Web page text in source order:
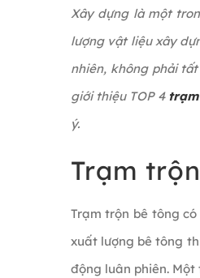
Xây dựng là một
lượng vật liệu xây
nhiên, không phải
giới thiệu TOP 4
ý.
Trạm
Trạm trộn bê tông
xuất lượng bê tông
động luân phiên.